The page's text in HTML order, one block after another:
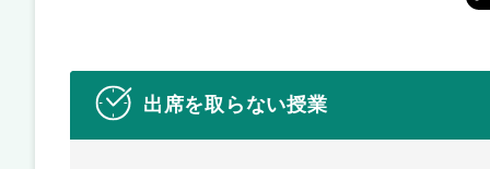
出席を取らない授業